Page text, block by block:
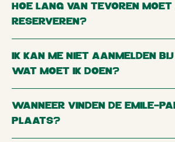
HOE LANG VAN TEVOREN MOET
RESERVEREN?
IK KAN ME NIET AANMELDEN
WAT MOET IK DOEN?
WANNEER VINDEN DE EMILE-
PLAATS?